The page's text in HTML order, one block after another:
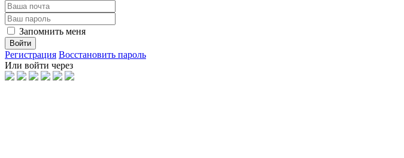
Запомнить меня
Войти
Регистрация Восстановить пароль
Или войти через